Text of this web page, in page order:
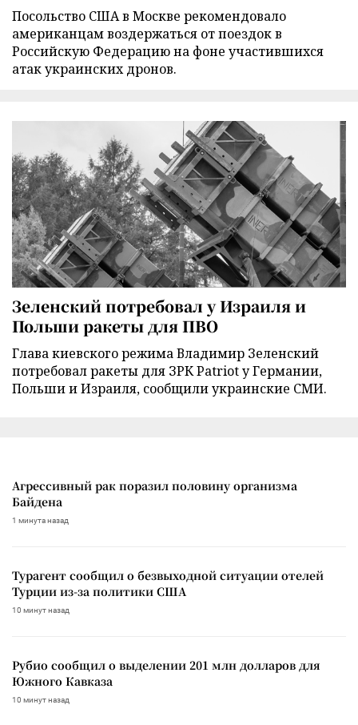
Посольство США в Москве рекомендовало
американцам воздержаться от поездок в
Российскую Федерацию на фоне участившихся
атак украинских дронов.
Зеленский потребовал у Израиля и
Польши ракеты для ПВО
Глава киевского режима Владимир Зеленский
потребовал ракеты для ЗРК Patriot у Германии,
Польши и Израиля, сообщили украинские СМИ.
Агрессивный рак поразил половину организма
Байдена
1 минута назад
Турагент сообщил о безвыходной ситуации отелей
Турции из-за политики США
10 минут назад
Рубио сообщил о выделении 201 млн долларов для
Южного Кавказа
10 минут назад